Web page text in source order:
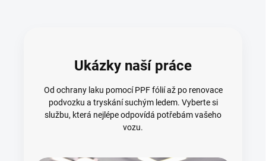
Ukázky naší práce
Od ochrany laku pomocí PPF fólií až po renovace
podvozku a tryskání suchým ledem. Vyberte si
službu, která nejlépe odpovídá potřebám vašeho
vozu.